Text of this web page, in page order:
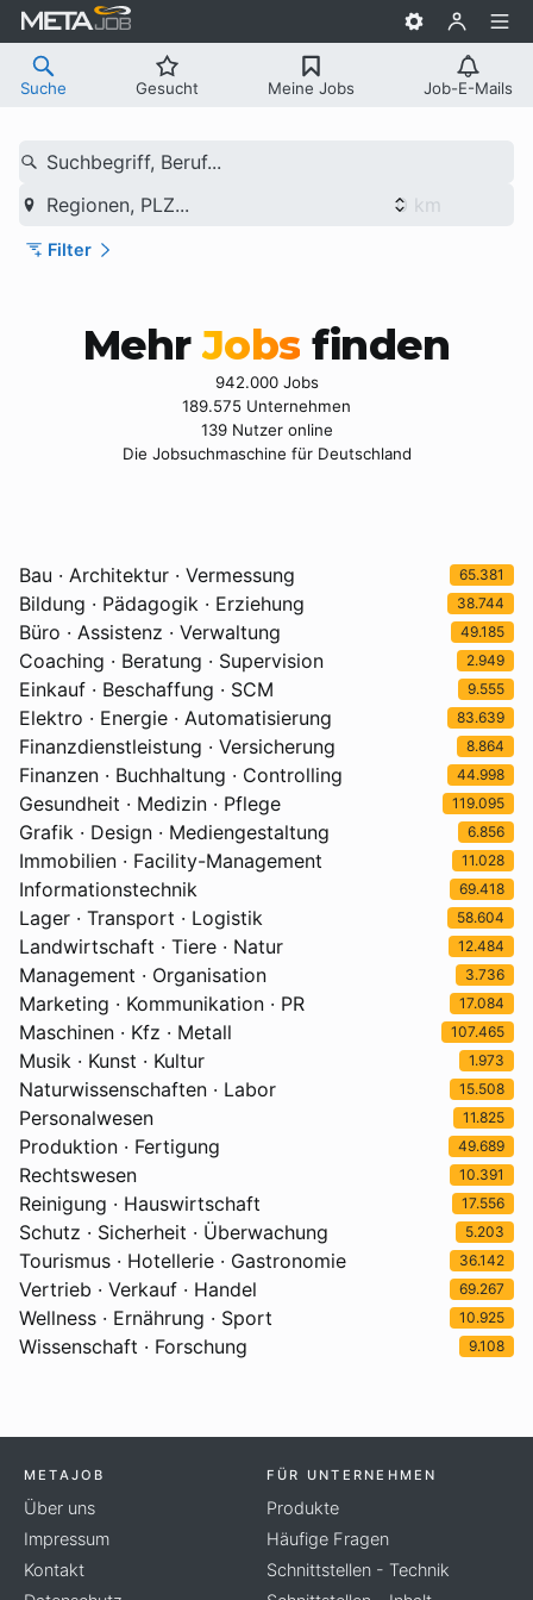
Suche Gesucht Meine Jobs Job-E-Mails
Suchbegriff, Beruf...
Regionen, PLZ...
Filter
MehrJobs finden
942.000 Jobs
189.575 Unternehmen
139 Nutzer online
Die Jobsuchmaschine für Deutschland
Bau · Architektur · Vermessung 65.381
Bildung · Pädagogik · Erziehung 38.744
Büro · Assistenz · Verwaltung 49.185
Coaching · Beratung · Supervision 2.949
Einkauf · Beschaffung · SCM 9.555
Elektro · Energie · Automatisierung 83.639
Finanzdienstleistung · Versicherung 8.864
Finanzen · Buchhaltung · Controlling 44.998
Gesundheit · Medizin · Pflege 119.095
Grafik · Design · Mediengestaltung 6.856
Immobilien · Facility-Management 11.028
Informationstechnik 69.418
Lager · Transport · Logistik 58.604
Landwirtschaft · Tiere · Natur 12.484
Management · Organisation 3.736
Marketing · Kommunikation · PR 17.084
Maschinen · Kfz · Metall 107.465
Musik · Kunst · Kultur 1.973
Naturwissenschaften · Labor 15.508
Personalwesen 11.825
Produktion · Fertigung 49.689
Rechtswesen 10.391
Reinigung · Hauswirtschaft 17.556
Schutz · Sicherheit · Überwachung 5.203
Tourismus · Hotellerie · Gastronomie 36.142
Vertrieb · Verkauf · Handel 69.267
Wellness · Ernährung · Sport 10.925
Wissenschaft · Forschung 9.108
METAJOB
Über uns
Impressum
Kontakt
FÜR UNTERNEHMEN
Produkte
Häufige Fragen
Schnittstellen - Technik